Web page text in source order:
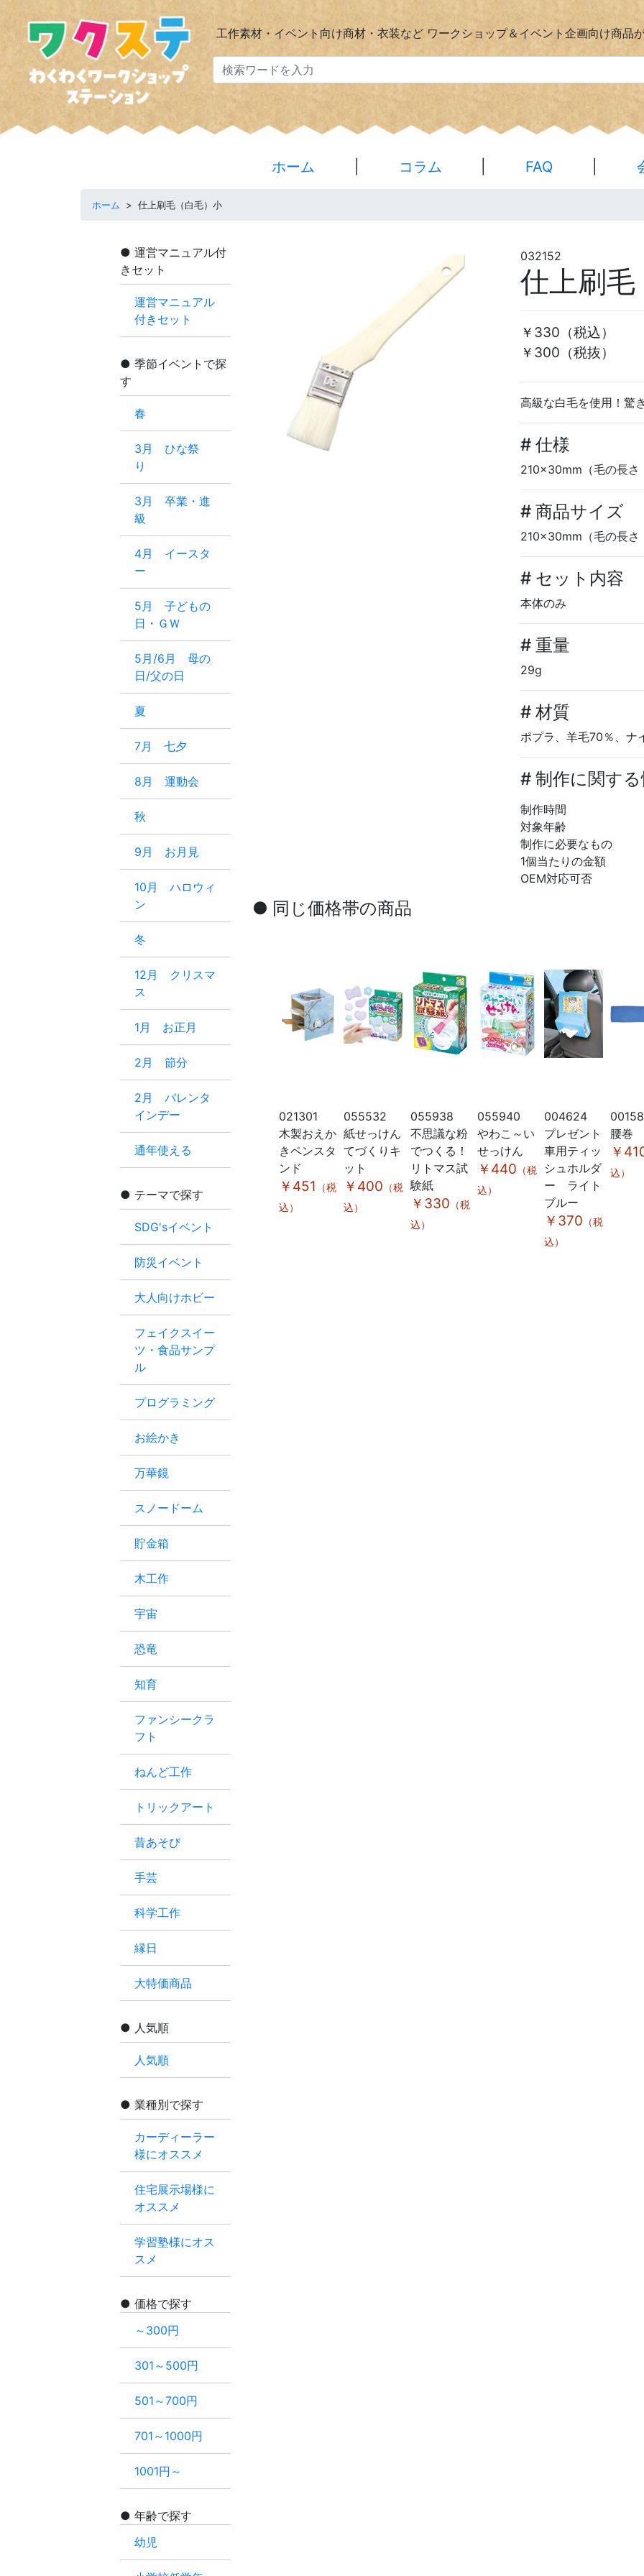
工作素材・イベント向け商材・衣装など ワークショップ＆イベント企画向け商品
ホーム コラム FAQ
ホーム > 仕上刷毛（白毛）小
運営マニュアル付
きセット
運営マニュアル
付きセット
季節イベントで探
す
春
3月 ひな祭
り
3月 卒業・進
級
4月 イースタ
ー
5月 子どもの
日・ＧＷ
5月/6月 母の
日/父の日
夏
7月 七夕
8月 運動会
秋
9月 お月見
10月 ハロウィ
ン
冬
12月 クリスマ
ス
1月 お正月
2月 節分
2月 バレンタ
インデー
通年使える
テーマで探す
SDG'sイベント
防災イベント
大人向けホビー
フェイクスイー
ツ・食品サンプ
ル
プログラミング
お絵かき
万華鏡
スノードーム
貯金箱
木工作
宇宙
恐竜
知育
ファンシークラ
フト
ねんど工作
トリックアート
昔あそび
手芸
科学工作
縁日
大特価商品
人気順
人気順
業種別で探す
カーディーラー
様にオススメ
住宅展示場様に
オススメ
学習塾様にオス
スメ
価格で探す
～300円
301～500円
501～700円
701～1000円
1001円～
年齢で探す
幼児
032152
仕上刷
￥330 （税込）
￥300（税抜）
高級な白毛を使用！驚
# 仕様
210×30mm（毛の長さ
# 商品サイズ
210×30mm（毛の長さ
# セット内容
本体のみ
# 重量
29g
# 材質
ポプラ、羊毛70％、ナ
# 制作に関する
制作時間
対象年齢
制作に必要なもの
1個当たりの金額
OEM対応可否
● 同じ価格帯の商品
021301
木製おえか
きペンスタ
ンド
￥451
（税
込）
055532
紙せっけん
てづくりキ
ット
￥400 （税
込）
055938
不思議な粉
でつくる！
リトマス試
験紙
￥330 （税
込）
055940
やわこ～い
せっけん
￥440 （税
込）
004624
プレゼント
車用ティッ
シュホルダ
ー ライト
ブルー
￥370 （税
込）
腰巻
￥
込）